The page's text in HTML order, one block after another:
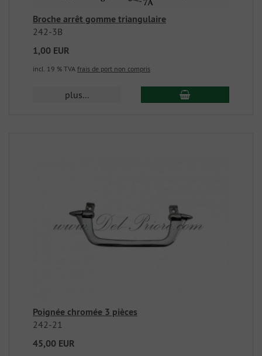
Broche arrêt gomme triangulaire
242-3B
1,00 EUR
incl. 19 % TVA frais de port non compris
plus...
Poignée chromée 3 pièces
242-21
45,00 EUR